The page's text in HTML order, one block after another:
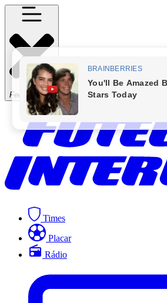
Fechar Menu
Times
Placar
Rádio